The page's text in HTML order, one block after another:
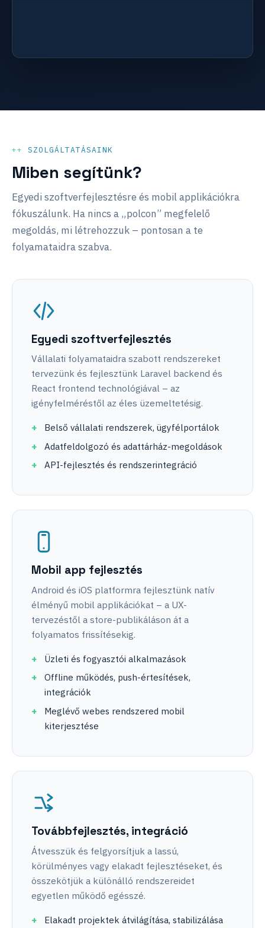
SZOLGÁLTATÁSAINK
Miben segítünk?
Egyedi szoftverfejlesztésre és mobil applikációkra
fókuszálunk. Ha nincs a „polcon” megfelelő
megoldás, mi létrehozzuk – pontosan a te
folyamataidra szabva.
Egyedi szoftverfejlesztés
Vállalati folyamataidra szabott rendszereket
tervezünk és fejlesztünk Laravel backend és
React frontend technológiával – az
igényfelméréstől az éles üzemeltetésig.
Belső vállalati rendszerek, ügyfélportálok
Adatfeldolgozó és adattárház-megoldások
API-fejlesztés és rendszerintegráció
Mobil app fejlesztés
Android és iOS platformra fejlesztünk natív
élményű mobil applikációkat – a UX-
tervezéstől a store-publikáláson át a
folyamatos frissítésekig.
Üzleti és fogyasztói alkalmazások
Offline működés, push-értesítések,
integrációk
Meglévő webes rendszered mobil
kiterjesztése
Továbbfejlesztés, integráció
Átvesszük és felgyorsítjuk a lassú,
körülményes vagy elakadt fejlesztéseket, és
összekötjük a különálló rendszereidet
egyetlen működő egésszé.
Elakadt projektek átvilágítása, stabilizálása